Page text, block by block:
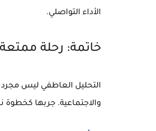
الأداء التواصلي.
خاتمة: رحلة
التحليل العاطفي ليس
والاجتماعية. جربها كخطوة